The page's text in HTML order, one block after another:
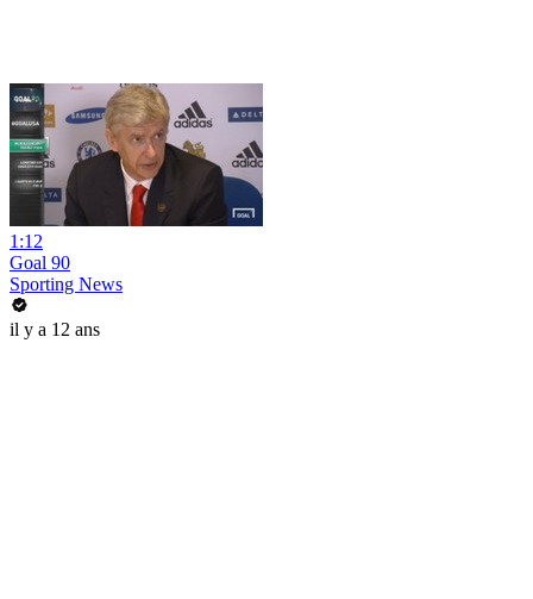
1:12
Goal 90
Sporting News
il y a 12 ans